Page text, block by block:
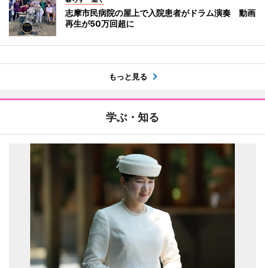
志摩市民病院の屋上で入院患者がドラム演奏 動画
再生が50万回超に
もっと見る
学ぶ・知る